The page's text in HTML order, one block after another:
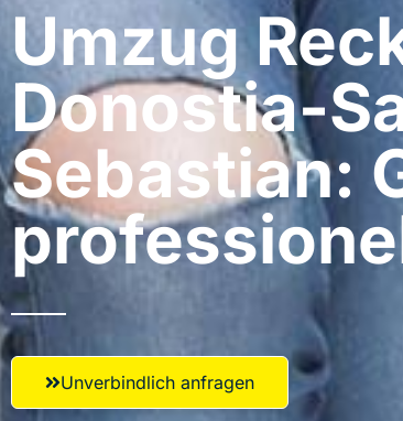
Umzug
Donostia-
Sebastian:
Unverbindlich anfragen